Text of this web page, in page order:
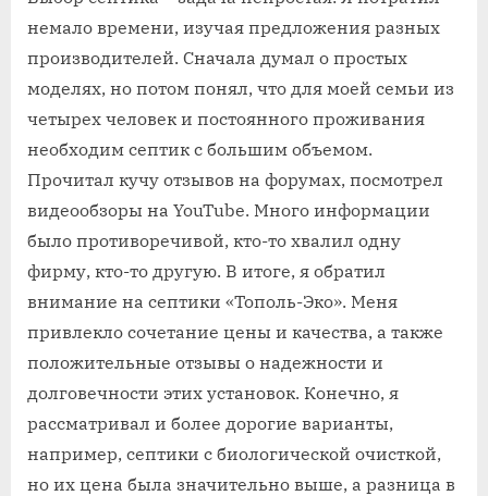
немало времени, изучая предложения разных
производителей. Сначала думал о простых
моделях, но потом понял, что для моей семьи из
четырех человек и постоянного проживания
необходим септик с большим объемом.
Прочитал кучу отзывов на форумах, посмотрел
видеообзоры на YouTube. Много информации
было противоречивой, кто-то хвалил одну
фирму, кто-то другую. В итоге, я обратил
внимание на септики «Тополь-Эко». Меня
привлекло сочетание цены и качества, а также
положительные отзывы о надежности и
долговечности этих установок. Конечно, я
рассматривал и более дорогие варианты,
например, септики с биологической очисткой,
но их цена была значительно выше, а разница в